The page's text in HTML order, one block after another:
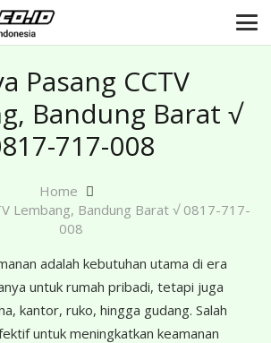
Pasang CCTV
Bandung Barat √
717-008
Home
Lembang, Bandung Barat √ 0817-717-
008
adalah kebutuhan utama di era
untuk rumah pribadi, tetapi juga
kantor, ruko, hingga gudang. Salah
untuk meningkatkan keamanan